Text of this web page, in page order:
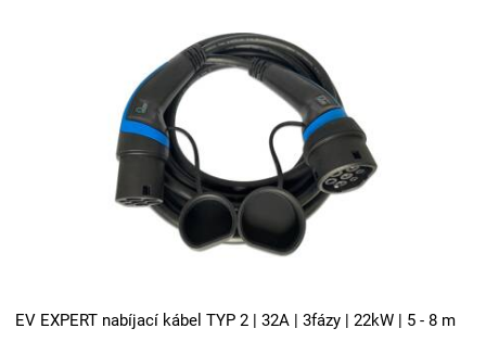
EV EXPERT nabíjací kábel TYP 2 | 32A | 3fázy | 22kW | 5 - 8 m